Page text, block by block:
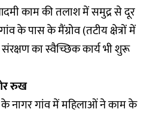
आदमी काम की तलाश में समुद्र से दूर
के पास के मैंग्रोव (तटीय क्षेत्रों में
संरक्षण का स्वैच्छिक कार्य भी शुरू
रुख
नागर गांव में महिलाओं ने काम के